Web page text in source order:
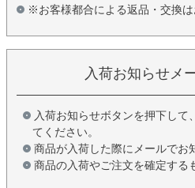
※お客様都合による返品・交換
入荷お知らせメ
入荷お知らせボタンを押下して
てください。
商品が入荷した際にメールでお
商品の入荷やご注文を確定する